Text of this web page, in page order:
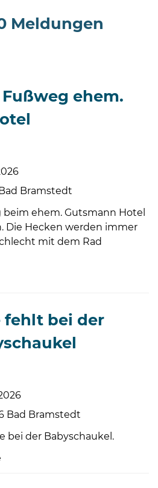
Meldungen
ehem.
Bramstedt
ehem. Gutsmann Hotel
Die Hecken werden immer
mit dem Rad
fehlt bei der
Bad Bramstedt
bei der Babyschaukel.